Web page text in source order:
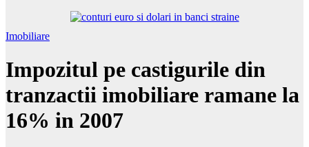
Imobiliare
Impozitul pe castigurile din
tranzactii imobiliare ramane la
16% in 2007